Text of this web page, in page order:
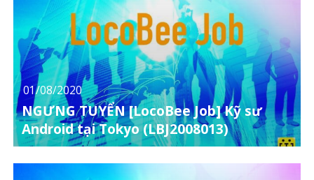
01/08/2020
NGƯNG TUYỂN [LocoBee Job] Kỹ sư
Android tại Tokyo (LBJ2008013)